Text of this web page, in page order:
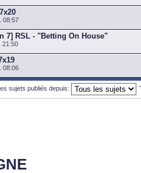
08:57
7] RSL - "Betting On House"
21:50
08:06
sujets publiés depuis: